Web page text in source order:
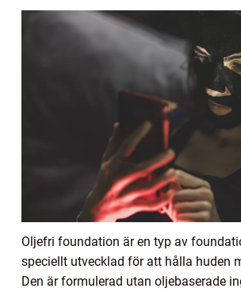
Oljefri foundation är en typ av
speciellt utvecklad för att hålla huden
Den är formulerad utan oljebaserade